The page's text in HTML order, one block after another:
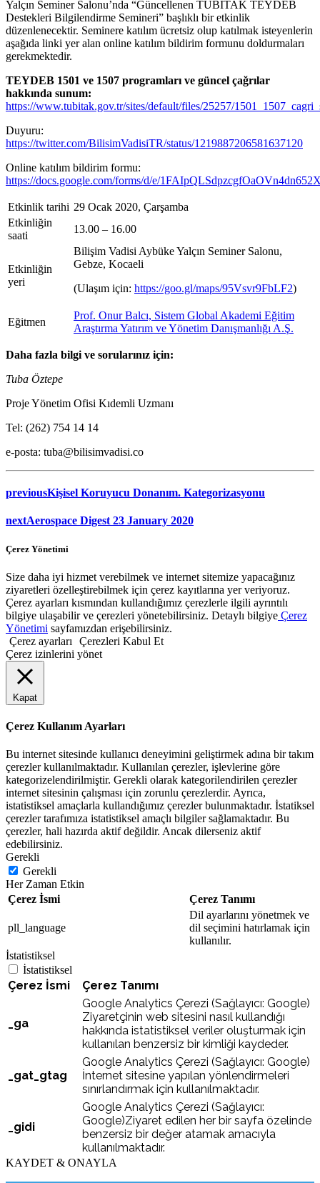
Yalçın Seminer Salonu’nda “Güncellenen TÜBİTAK TEYDEB
Destekleri Bilgilendirme Semineri” başlıklı bir etkinlik
düzenlenecektir. Seminere katılım ücretsiz olup katılmak isteyenlerin
aşağıda linki yer alan online katılım bildirim formunu doldurmaları
gerekmektedir.
TEYDEB 1501 ve 1507 programları ve güncel çağrılar
hakkında sunum:
https://www.tubitak.gov.tr/sites/default/files/25257/
Duyuru:
https://twitter.com/BilisimVadisiTR/status/1219887206581637120
Online katılım bildirim formu:
https://docs.google.com/forms/d/e/
Etkinlik tarihi 29 Ocak 2020, Çarşamba
Etkinliğin
saati
13.00 – 16.00
Etkinliğin
yeri
Bilişim Vadisi Aybüke Yalçın Seminer Salonu,
Gebze, Kocaeli
(Ulaşım için: https://goo.gl/maps/95Vsvr9FbLF2)
Eğitmen
Prof. Onur Balcı, Sistem Global Akademi Eğitim
Araştırma Yatırım ve Yönetim Danışmanlığı A.Ş.
Daha fazla bilgi ve sorularınız için:
Tuba Öztepe
Proje Yönetim Ofisi Kıdemli Uzmanı
Tel: (262) 754 14 14
e-posta: tuba@bilisimvadisi.co
previousKişisel Koruyucu Donanım. Kategorizasyonu
nextAerospace Digest 23 January 2020
Çerez Yönetimi
Size daha iyi hizmet verebilmek ve internet sitemize yapacağınız
ziyaretleri özelleştirebilmek için çerez kayıtlarına yer veriyoruz.
Çerez ayarları kısmından kullandığımız çerezlerle ilgili ayrıntılı
bilgiye ulaşabilir ve çerezleri yönetebilirsiniz. Detaylı bilgiye Çerez
Yönetimi sayfamızdan erişebilirsiniz.
Çerez ayarları
Çerezleri Kabul Et
Çerez izinlerini yönet
Kapat
Çerez Kullanım Ayarları
Bu internet sitesinde kullanıcı deneyimini geliştirmek adına bir takım
çerezler kullanılmaktadır. Kullanılan çerezler, işlevlerine göre
kategorizelendirilmiştir. Gerekli olarak kategorilendirilen çerezler
internet sitesinin çalışması için zorunlu çerezlerdir. Ayrıca,
istatistiksel amaçlarla kullandığımız çerezler bulunmaktadır. İstatiksel
çerezler tarafımıza istatistiksel amaçlı bilgiler sağlamaktadır. Bu
çerezler, hali hazırda aktif değildir. Ancak dilerseniz aktif
edebilirsiniz.
Gerekli
Gerekli
Her Zaman Etkin
Çerez İsmi
Çerez Tanımı
pll_language
Dil ayarlarını yönetmek ve
dil seçimini hatırlamak için
kullanılır.
İstatistiksel
İstatistiksel
Çerez İsmi Çerez Tanımı
_ga
Google Analytics Çerezi (Sağlayıcı: Google)
Ziyaretçinin web sitesini nasıl kullandığı
hakkında istatistiksel veriler oluşturmak için
kullanılan benzersiz bir kimliği kaydeder.
_gat_gtag
Google Analytics Çerezi (Sağlayıcı: Google)
İnternet sitesine yapılan yönlendirmeleri
sınırlandırmak için kullanılmaktadır.
_gidi
Google Analytics Çerezi (Sağlayıcı:
Google)Ziyaret edilen her bir sayfa özelinde
benzersiz bir değer atamak amacıyla
kullanılmaktadır.
KAYDET & ONAYLA